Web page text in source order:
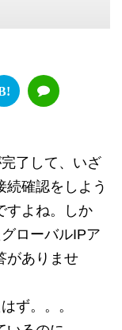
了して、いざ
続確認をしよう
すよね。しか
ローバルIPア
がありませ
ず。。。